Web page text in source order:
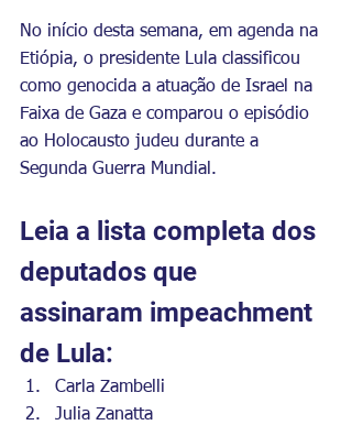
No início desta semana, em agenda na
Etiópia, o presidente Lula classificou
como genocida a atuação de Israel na
Faixa de Gaza e comparou o episódio
ao Holocausto judeu durante a
Segunda Guerra Mundial.
Leia a lista completa dos
deputados que
assinaram impeachment
de Lula:
Carla Zambelli
Julia Zanatta